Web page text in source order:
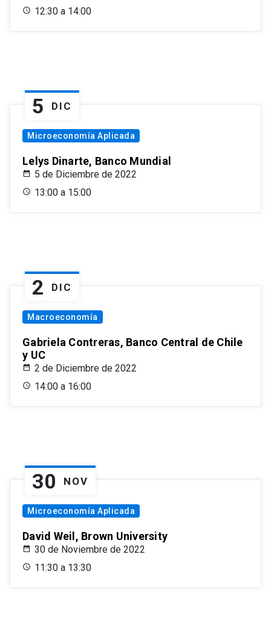
12:30 a 14:00
5 DIC
Microeconomía Aplicada
Lelys Dinarte, Banco Mundial
5 de Diciembre de 2022
13:00 a 15:00
2 DIC
Macroeconomía
Gabriela Contreras, Banco Central de Chile
y UC
2 de Diciembre de 2022
14:00 a 16:00
30 NOV
Microeconomía Aplicada
David Weil, Brown University
30 de Noviembre de 2022
11:30 a 13:30